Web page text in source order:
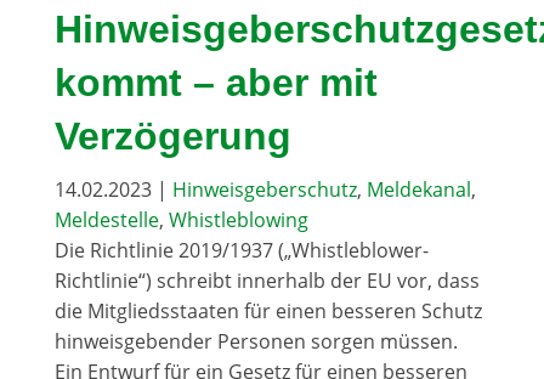
kommt – aber mit
Verzögerung
14.02.2023| Hinweisgeberschutz, Meldekanal,
Meldestelle, Whistleblowing
Die Richtlinie 2019/1937 („Whistleblower-
Richtlinie“) schreibt innerhalb der EU vor, dass
die Mitgliedsstaaten für einen besseren Schutz
hinweisgebender Personen sorgen müssen.
Ein Entwurf für ein Gesetz für einen besseren